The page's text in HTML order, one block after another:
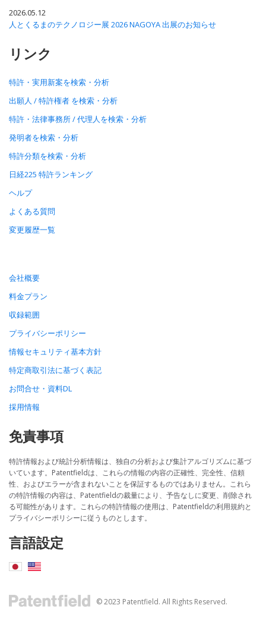
2026.05.12
人とくるまのテクノロジー展 2026 NAGOYA 出展のお知らせ
リンク
特許・実用新案を検索・分析
出願人 / 特許権者 を検索・分析
特許・法律事務所 / 代理人を検索・分析
発明者を検索・分析
特許分類を検索・分析
日経225 特許ランキング
ヘルプ
よくある質問
変更履歴一覧
会社概要
料金プラン
収録範囲
プライバシーポリシー
情報セキュリティ基本方針
特定商取引法に基づく表記
お問合せ・資料DL
採用情報
免責事項
特許情報および統計分析情報は、独自の分析および集計アルゴリズムに基づ
いています。Patentfieldは、これらの情報の内容の正確性、完全性、信頼
性、およびエラーが含まれないことを保証するものではありません。これら
の特許情報の内容は、Patentfieldの裁量により、予告なしに変更、削除され
る可能性があります。これらの特許情報の使用は、Patentfieldの利用規約と
プライバシーポリシーに従うものとします。
言語設定
© 2023 Patentfield. All Rights Reserved.